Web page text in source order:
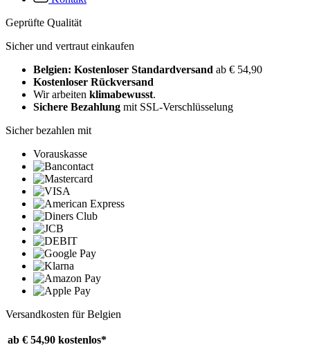
Geprüfte Qualität
Sicher und vertraut einkaufen
Belgien: Kostenloser Standardversand ab € 54,90
Kostenloser Rückversand
Wir arbeiten klimabewusst.
Sichere Bezahlung mit SSL-Verschlüsselung
Sicher bezahlen mit
Vorauskasse
Versandkosten für Belgien
ab € 54,90 kostenlos*